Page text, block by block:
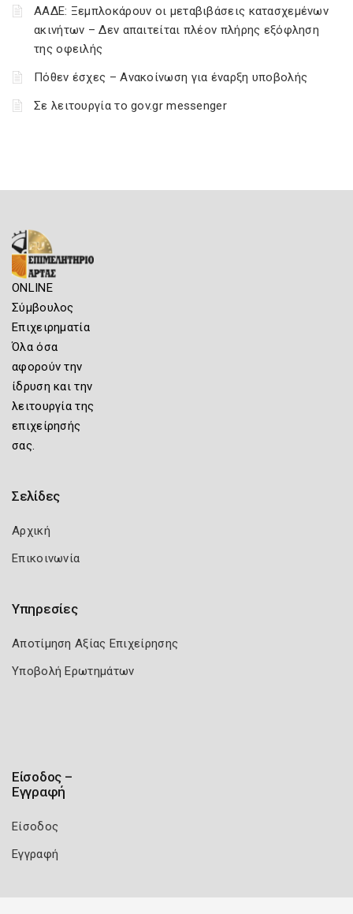
ΑΑΔΕ: Ξεμπλοκάρουν οι μεταβιβάσεις κατασχεμένων
ακινήτων – Δεν απαιτείται πλέον πλήρης εξόφληση
της οφειλής
Πόθεν έσχες – Ανακοίνωση για έναρξη υποβολής
Σε λειτουργία το gov.gr messenger
ONLINE
Σύμβουλος
Επιχειρηματία
Όλα όσα
αφορούν την
ίδρυση και την
λειτουργία της
επιχείρησής
σας.
Σελίδες
Αρχική
Επικοινωνία
Υπηρεσίες
Αποτίμηση Αξίας Επιχείρησης
Υποβολή Ερωτημάτων
Είσοδος –
Εγγραφή
Είσοδος
Εγγραφή